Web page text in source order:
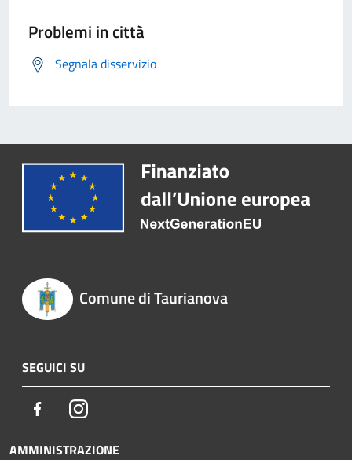
Problemi in città
Segnala disservizio
Comune di Taurianova
SEGUICI SU
FacebookInstagram
AMMINISTRAZIONE